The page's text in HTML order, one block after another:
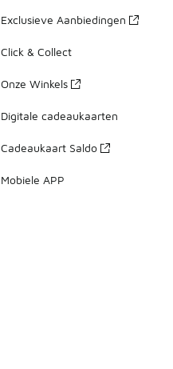
Exclusieve Aanbiedingen
Click & Collect
Onze Winkels
Digitale cadeaukaarten
Cadeaukaart Saldo
Mobiele APP